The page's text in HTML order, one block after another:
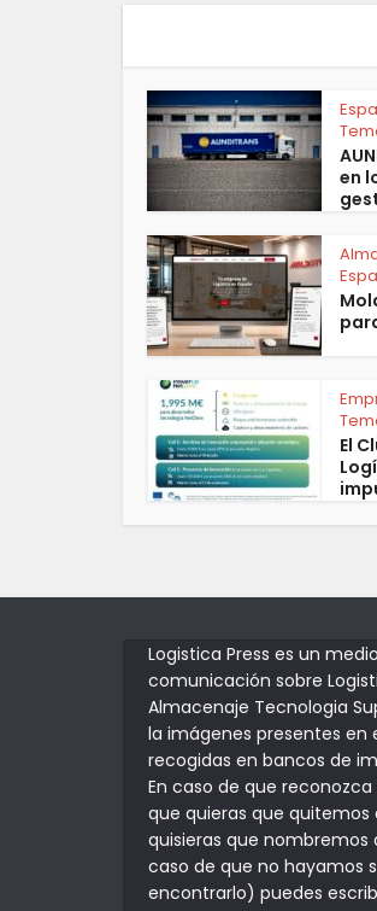
en
El
Logistica Press es un
comunicación sobre
Almacenaje Tecnologia
la imágenes presentes en
recogidas en bancos de
En caso de que
que quieras que quitemos
quisieras que nombremos
caso de que no hayamos
encontrarlo) puedes